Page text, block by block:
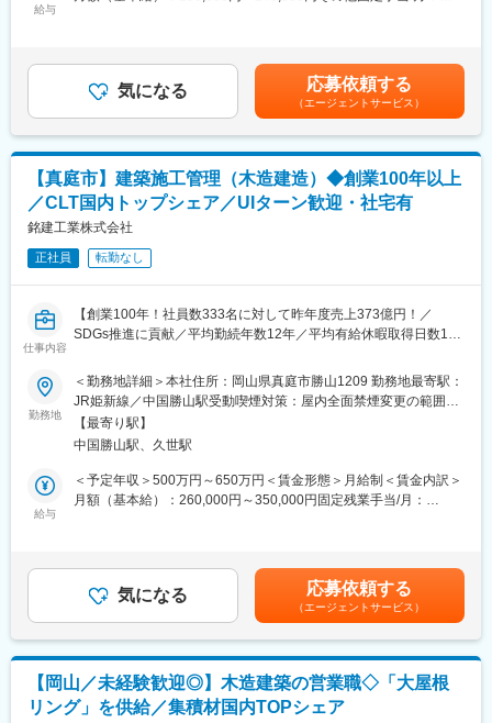
後の取得でもOKです）
◎若手が中心なので、活気がある職場です。
・海外の工場で作られた商品を保管し、お客様からの注文に応じ
て必要な個数を準備して荷札を貼り、運送会社に運んでもらうま
でが一連の流れとなります。
■当社の特色：
・インテリア業界では、日本有数の企業であり、中国へ自社工場
を持ち、品質管理に力を入れた商品作りをしています。
・また、その他敷物販売へも力を入れ、独創的な商品作りをして
います。
・当社は、「メーカー＋商社+小売業者」の機能を持ち、皆様の身
近な企業として、皆様の豊かな暮らしに貢献する企業です。
・様々なオリジナルインテリア商品を創り出すメーカーとして、
海外メーカーの家具やユニークな商材を扱う商社として、そし
・確かな品質と安心・安全に対して厳しい視線を送りつつ、世界
と皆様の暮らしを結びつける。それが当社の事業です。
給与
分）■昇給：有※1ヶ月あたり1500円～3000円（過去実績）賃金は
あくまでも目安の金額であり、選考を通じて上下する可能性があ
ります。月給(月額)は固定手当を含めた表記です。
気になる 応募依頼する
（エージェントサービス）
【真庭市】建築施工管理（木造建造）◆創業100年以上
／CLT国内トップシェア／UIターン歓迎・社宅有
銘建工業株式会社
正社員 転勤なし
仕事内容
【創業100年！社員数333名に対して昨年度売上373億円！／
SDGs推進に貢献／平均勤続年数12年／平均有給休暇取得日数13
■働きやすい環境：
平均勤続年数12年／男性の育児休業1ケ月以上取得者4名／有給休
暇の平均取得日数13日(1時間単位で取得可能！病院や子供の送り
迎えなどの短時間でも利用可能）
■業務内容：
官公庁工事や民間建築物等の建設プロジェクトにおける中・大規
模施設、建造物を担当します。
・施工図面の作図、チェック／訂正業務、積算業務
・実務設計以降のプロセスマネジメント
・協力会社の手配・調整、作業メンバーの管理など
・全国各地への出張あり
・1案件あたり平均受注高3～5千万円、工期は数週間～数か月程
度
勤務地
＜勤務地詳細＞本社住所：岡山県真庭市勝山1209 勤務地最寄駅：
JR姫新線／中国勝山駅受動喫煙対策：屋内全面禁煙変更の範囲：
会社の定める事業所
【最寄り駅】
中国勝山駅、久世駅
給与
＜予定年収＞500万円～650万円＜賃金形態＞月給制＜賃金内訳＞
月額（基本給）：260,000円～350,000円固定残業手当/月：
年収は賞与を含んだ金額です。※給与詳細は、職位・技量・資格に
応じて決定します。■昇給：年1回（4月）■賞与：年2回（7月、12
月）昨年実績4.2ヵ月分賃金はあくまでも目安の金額であり、選考
を通じて上下する可能性があります。月給(月額)は固定手当を含め
た表記です。
気になる 応募依頼する
（エージェントサービス）
【岡山／未経験歓迎◎】木造建築の営業職◇「大屋根
リング」を供給／集積材国内TOPシェア